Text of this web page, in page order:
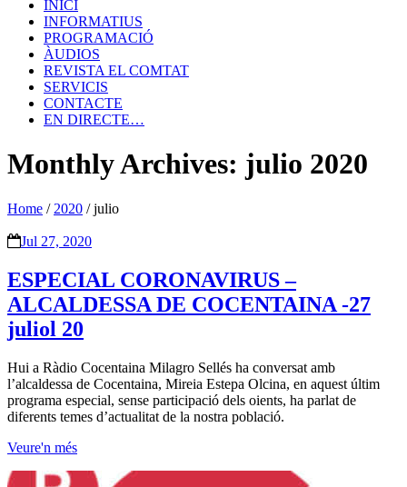
INICI
INFORMATIUS
PROGRAMACIÓ
ÀUDIOS
REVISTA EL COMTAT
SERVICIS
CONTACTE
EN DIRECTE…
Monthly Archives: julio 2020
Home / 2020 /julio
Jul 27, 2020
ESPECIAL CORONAVIRUS –
ALCALDESSA DE COCENTAINA -27
juliol 20
Hui a Ràdio Cocentaina Milagro Sellés ha conversat amb
l’alcaldessa de Cocentaina, Mireia Estepa Olcina, en aquest últim
programa especial, sense participació dels oients, ha parlat de
diferents temes d’actualitat de la nostra població.
Veure'n més